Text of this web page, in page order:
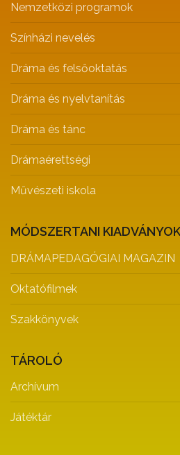
Nemzetközi programok
Színházi nevelés
Dráma és felsőoktatás
Dráma és nyelvtanítás
Dráma és tánc
Drámaérettségi
Művészeti iskola
MÓDSZERTANI KIADVÁNYOK
DRÁMAPEDAGÓGIAI MAGAZIN
Oktatófilmek
Szakkönyvek
TÁROLÓ
Archívum
Játéktár